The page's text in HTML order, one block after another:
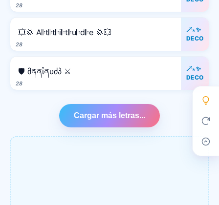
28
28
💥💢 A𝄆t𝄆t𝄆i𝄆t𝄆u𝄆d𝄆e 💢💥
🪄⋆✨
DECO
28
🛡️ მནནἶནυძპ ⚔️
🪄⋆✨
DECO
Cargar más letras...